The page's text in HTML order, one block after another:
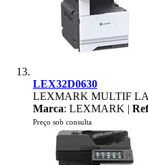
LEX32D0630
LEXMARK MULTIF
Marca: LEXMARK |
Preço sob consulta